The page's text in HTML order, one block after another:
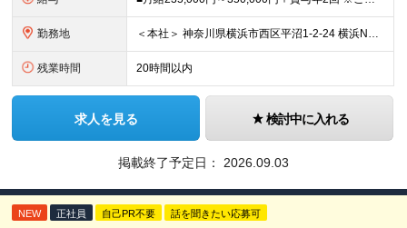
勤務地 ＜本社＞ 神奈川県横浜市西区平沼1-2-24 横浜NTビル3F ※基本的な勤務地は ＜神奈川県内中心＞となります。 ---------------------------------- 万が一、派遣
残業時間 20時間以内
求人を見る 検討中に入れる
掲載終了予定日： 2026.09.03
NEW 正社員 自己PR不要 話を聞きたい応募可